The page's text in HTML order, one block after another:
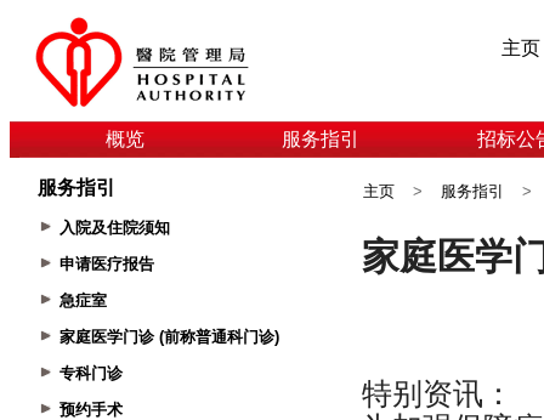
主页
概览 服务指引 招标公
服务指引
入院及住院须知
申请医疗报告
急症室
家庭医学门诊 (前称普通科门诊)
专科门诊
预约手术
主页 > 服务指引 >